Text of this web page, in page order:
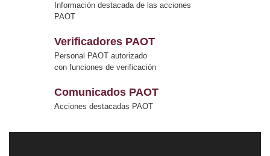
Información destacada de las acciones
PAOT
Verificadores PAOT
Personal PAOT autorizado
con funciones de verificación
Comunicados PAOT
Acciones destacadas PAOT